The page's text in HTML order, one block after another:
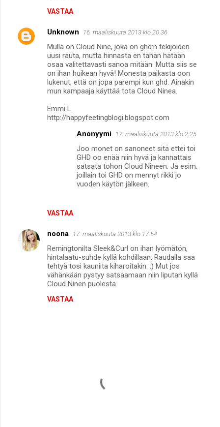
VASTAA
Unknown 16. maaliskuuta 2013 klo 20.36
Mulla on Cloud Nine, joka on ghd:n tekijöiden
uusi rauta, mutta hinnasta en tähän hätään
osaa valitettavasti sanoa mitään. Mutta siis se
on ihan huikean hyvä! Monesta paikasta oon
lukenut, että on jopa parempi kun ghd. Ainakin
mun kampaaja käyttää tota Cloud Ninea.
Emmi L.
http://happyfeetingblogi.blogspot.com
VASTAA
Anonyymi 17. maaliskuuta 2013 klo 2.25
Joo monet on sanoneet sitä ettei toi
GHD oo enää niin hyvä ja kannattais
satsata tohon Cloud Nineen. Ja esim.
joillain toi GHD on mennyt rikki jo
vuoden käytön jälkeen.
noona 17. maaliskuuta 2013 klo 17.54
Remingtonilta Sleek&Curl on ihan lyömätön,
hintalaatu-suhde kyllä kohdillaan. Raudalla saa
tehtyä tosi kauniita kiharoitakin. :) Mut jos
vähänkään pystyy satsaamaan niin liputan kyllä
Cloud Ninen puolesta.
VASTAA